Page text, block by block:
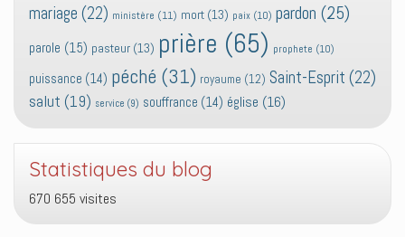
mariage (22) ministère (11) mort (13) paix (10) pardon (25)
parole (15) pasteur (13) prière (65) prophete (10)
puissance (14) péché (31) royaume (12) Saint-Esprit (22)
salut (19) service (9) souffrance (14) église (16)
Statistiques du blog
670 655 visites